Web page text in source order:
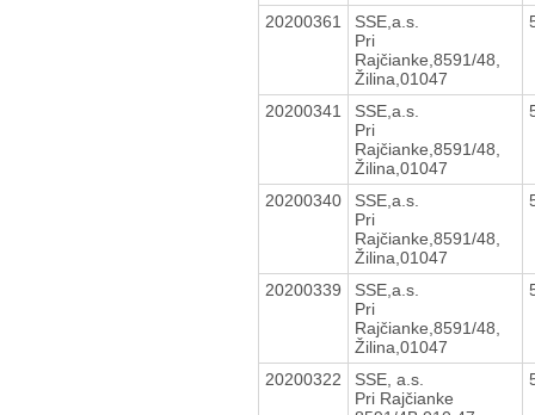
20200361
SSE,a.s.
Pri
Rajčianke,8591/48,
Žilina,01047
20200341
SSE,a.s.
Pri
Rajčianke,8591/48,
Žilina,01047
20200340
SSE,a.s.
Pri
Rajčianke,8591/48,
Žilina,01047
20200339
SSE,a.s.
Pri
Rajčianke,8591/48,
Žilina,01047
20200322
SSE, a.s.
Pri Rajčianke